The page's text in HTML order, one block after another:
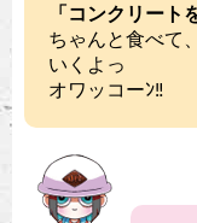
「コンクリート
ちゃんと食べて
いくよっ
オワッコーﾝ‼︎